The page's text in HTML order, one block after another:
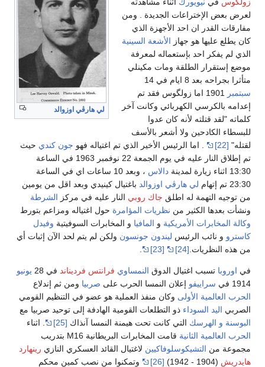
لي هارڤي اوزوالد
لعرض بعض الإختراعات الجديدة . ومن
مفارقات القدر ان احد الأجهزة الذي
كان يطلع عليها هو جهاز الأشعة السينية
الذي لم يفكر احد بإستعماله لمعرفة
موضع إستقرار الطلقة ومات مكينلي
متأثرا بجراحه بعد 8 ايام في 14
سبتمبر
1901 اما زولگوس فقد تم
إعدامه بالكرسي الكهربائي وكانت آخر
كلماته "لقد قتلته لأنه كان عدوا
للبسطاء الكادحين ولا أشعر بالأسف
لقتله" [22] . اما الرئيس الأخير الذي تم اغتياله فهو جون كندي حيث
تم إطلاق النار عليه في يوم الجمعة 22 نوفمبر 1963 في الساعة
13:30 اثناء زيارة لمدينة
دالاس
، وبعد 10 ساعات اي في الساعة
23:30 تم إتهام
لي هارڤي اوزوالد باغتيال كينيدي وبعد اقل من يومين
من توجيه التهمة له اطلق جاك روبي النار عليه في مركز الشرطة
ونشأت بعدها الكثير من نظريات المؤامرة حول اغتياله ومزاعم بتورط
وكالة المخابرات الأمريكية و المافيا و المخابرات السوفيتية وفيدل
كاسترو و نائب الرئيس ليندون جونسون ولكن لم يتم لحد الآن إثبات أي
من هذه النظريات.
[23] [24]
في اوروبا تسبب اغتيال الدوق النمساوي فرانتس فرديناند في 28
يونيو
1914 في
سراييفو إعلان النمسا الحرب على صربيا ومن ثم إندلاع
الحرب العالمية الأولى وكان منفذ العملية هو عضو في التنظيم القومي
الصربي اليد السوداء ذو التطلعات القومية الهادفة إلى توحيد صربيا مع
البوسنة و الهرسك التي كانت تحت هيمنة النمسا آنذاك [25]
. اثناء
الحرب العالمية الثانية
قامت المخابرات البريطانية M16 بتدريب
مجموعة من التشيكوسلوفاكيين لاغتيال القائد العسكري النازي رينهارد
هايدريش (1904 - 1942)
[26]
وتمكنوا من نصب كمين محكم